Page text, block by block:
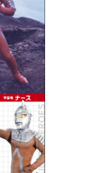
テレビマガジン
2026年夏号発
売!!